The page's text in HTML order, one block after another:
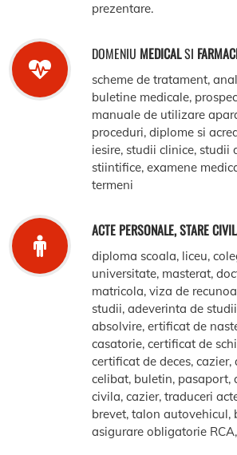
prezentare.
DOMENIU MEDICALSI
scheme de tratament,
buletine medicale,
manuale de utilizare
proceduri, diplome si
iesire, studii clinice, studii
stiintifice, examene
termeni
ACTE PERSONALE, STARE
diploma scoala, liceu,
universitate, masterat,
matricola, viza de
studii, adeverinta de
absolvire, ertificat de
casatorie, certificat de
certificat de deces,
celibat, buletin, pasaport,
civila, cazier, traduceri
brevet, talon autovehicul,
asigurare obligatorie